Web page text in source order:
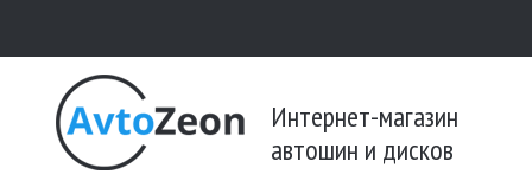
Интернет-магазин
автошин и дисков